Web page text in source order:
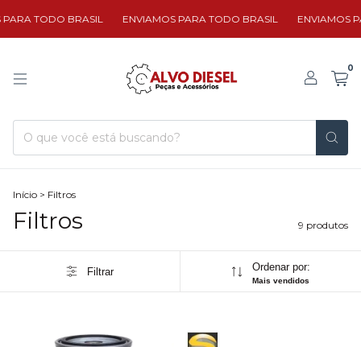
TODO BRASIL ENVIAMOS PARA TODO BRASIL ENVIAMOS
0
Início > Filtros
Filtros 9 produtos
Filtrar Ordenar por:
Mais vendidos